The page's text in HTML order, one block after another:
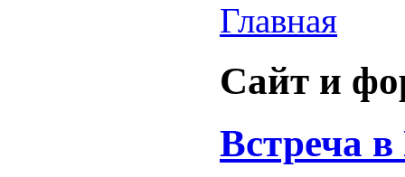
Главная
Сайт и
Встреча